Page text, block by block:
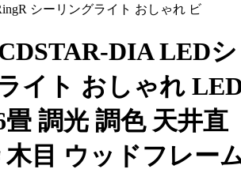
シーリングライト おしゃれ ビ
DIA LEDシ
イト おしゃれ
畳 調光 調色 天井直
木目 ウッドフレー